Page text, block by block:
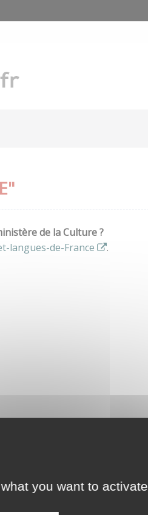
you want to activate
de la Culture ?
langues-de-France .